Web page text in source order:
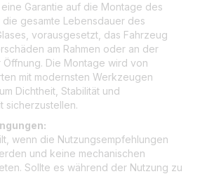
Garantie auf die Montage des
die gesamte Lebensdauer des
vorausgesetzt, das Fahrzeug
am Rahmen oder an der
Öffnung. Die Montage wird von
mit modernsten Werkzeugen
Dichtheit, Stabilität und
sicherzustellen.
wenn die Nutzungsempfehlungen
und keine mechanischen
Sollte es während der Nutzung zu